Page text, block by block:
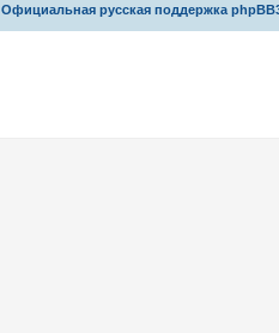
Официальная русская поддержка
Связаться с